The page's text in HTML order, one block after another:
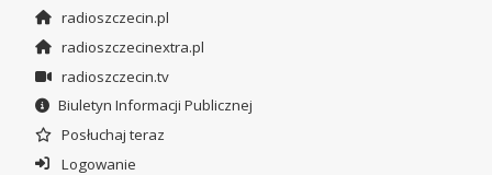
radioszczecin.pl
radioszczecinextra.pl
radioszczecin.tv
Biuletyn Informacji Publicznej
Posłuchaj teraz
Logowanie